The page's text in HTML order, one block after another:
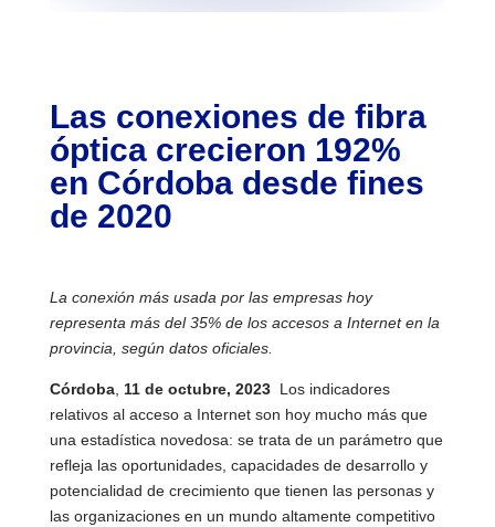
Las conexiones de fibra
óptica crecieron 192%
en Córdoba desde fines
de 2020
La conexión más usada por las empresas hoy
representa más del 35% de los accesos a Internet en la
provincia, según datos oficiales.
Córdoba, 11 de octubre, 2023  Los indicadores
relativos al acceso a Internet son hoy mucho más que
una estadística novedosa: se trata de un parámetro que
refleja las oportunidades, capacidades de desarrollo y
potencialidad de crecimiento que tienen las personas y
las organizaciones en un mundo altamente competitivo